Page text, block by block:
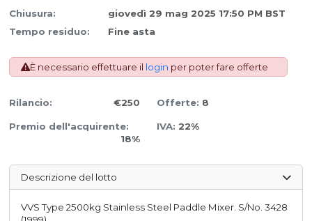
Chiusura:
giovedì 29 mag 2025 17:50 PM BST
Tempo residuo:
Fine asta
È necessario effettuare il login per poter fare offerte
Rilancio: €250 Offerte: 8
Premio dell'acquirente:
18%
IVA:22%
Descrizione del lotto
VVS Type 2500kg Stainless Steel Paddle Mixer. S/No. 3428